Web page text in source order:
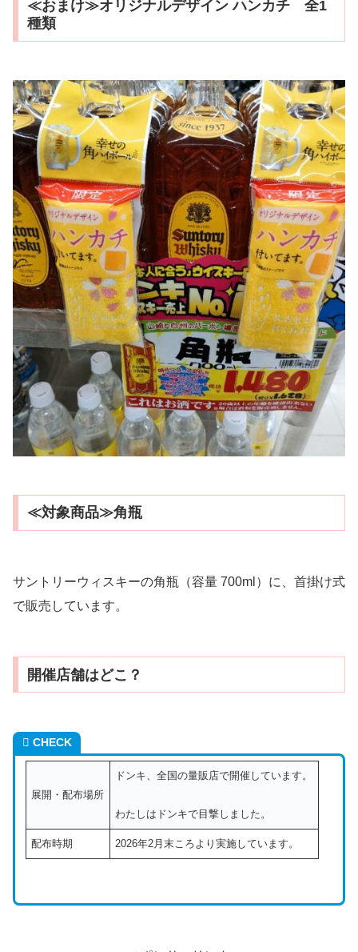
≪おまけ≫オリジナルデザイン ハンカチ 全1
種類
≪対象商品≫角瓶
サントリーウィスキーの角瓶（容量 700ml）に、首掛け式
で販売しています。
開催店舗はどこ？
CHECK
展開・配布場所
ドンキ、全国の量販店で開催しています。
わたしはドンキで目撃しました。
配布時期 2026年2月末ころより実施しています。